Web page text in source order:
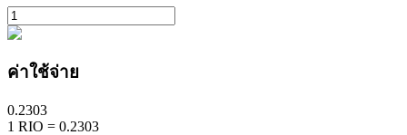
ค่าใช้จ่าย
0.2303
1 RIO = 0.2303